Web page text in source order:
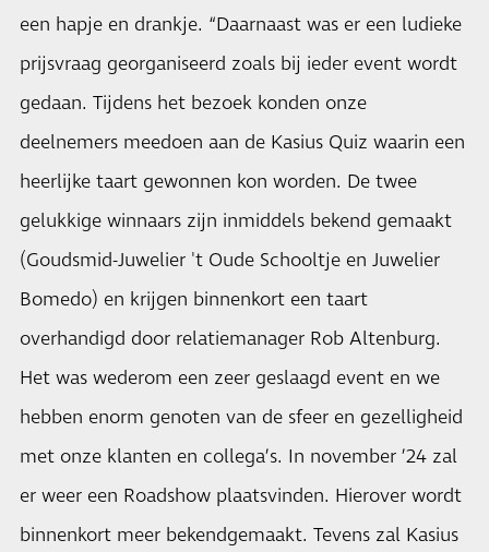
een hapje en drankje. “Daarnaast was er een ludieke
prijsvraag georganiseerd zoals bij ieder event wordt
gedaan. Tijdens het bezoek konden onze
deelnemers meedoen aan de Kasius Quiz waarin een
heerlijke taart gewonnen kon worden. De twee
gelukkige winnaars zijn inmiddels bekend gemaakt
(Goudsmid-Juwelier 't Oude Schooltje en Juwelier
Bomedo) en krijgen binnenkort een taart
overhandigd door relatiemanager Rob Altenburg.
Het was wederom een zeer geslaagd event en we
hebben enorm genoten van de sfeer en gezelligheid
met onze klanten en collega’s. In november ’24 zal
er weer een Roadshow plaatsvinden. Hierover wordt
binnenkort meer bekendgemaakt. Tevens zal Kasius